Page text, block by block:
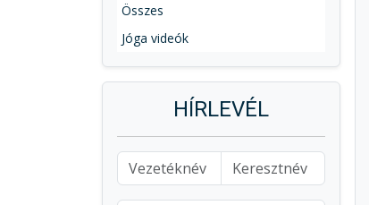
Összes
Jóga videók
HÍRLEVÉL